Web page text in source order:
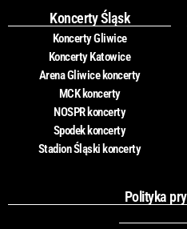
Koncerty Śląsk
Koncerty Gliwice
Koncerty Katowice
Arena Gliwice koncerty
MCK koncerty
NOSPR koncerty
Spodek koncerty
Stadion Śląski koncerty
Polityka